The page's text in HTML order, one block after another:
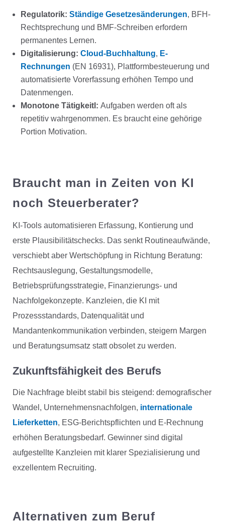
Regulatorik: Ständige Gesetzesänderungen, BFH-
Rechtsprechung und BMF-Schreiben erfordern
permanentes Lernen.
Digitalisierung: Cloud-Buchhaltung, E-
Rechnungen (EN 16931), Plattformbesteuerung und
automatisierte Vorerfassung erhöhen Tempo und
Datenmengen.
Monotone Tätigkeitl: Aufgaben werden oft als
repetitiv wahrgenommen. Es braucht eine gehörige
Portion Motivation.
Braucht man in Zeiten von KI
noch Steuerberater?
KI-Tools automatisieren Erfassung, Kontierung und
erste Plausibilitätschecks. Das senkt Routineaufwände,
verschiebt aber Wertschöpfung in Richtung Beratung:
Rechtsauslegung, Gestaltungsmodelle,
Betriebsprüfungsstrategie, Finanzierungs- und
Nachfolgekonzepte. Kanzleien, die KI mit
Prozessstandards, Datenqualität und
Mandantenkommunikation verbinden, steigern Margen
und Beratungsumsatz statt obsolet zu werden.
Zukunftsfähigkeit des Berufs
Die Nachfrage bleibt stabil bis steigend: demografischer
Wandel, Unternehmensnachfolgen, internationale
Lieferketten, ESG-Berichtspflichten und E-Rechnung
erhöhen Beratungsbedarf. Gewinner sind digital
aufgestellte Kanzleien mit klarer Spezialisierung und
exzellentem Recruiting.
Alternativen zum Beruf